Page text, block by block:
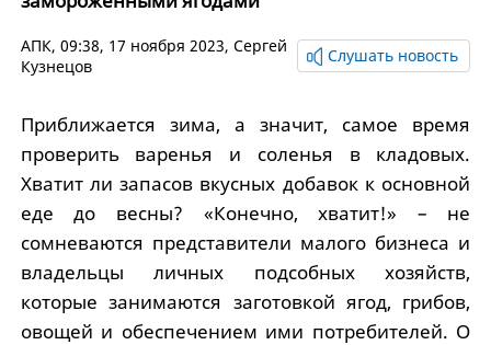
АПК, 09:38, 17 ноября 2023, Сергей
Кузнецов
Слушать новость
Приближается зима, а значит, самое время
проверить варенья и соленья в кладовых.
Хватит ли запасов вкусных добавок к основной
еде до весны? «Конечно, хватит!» – не
сомневаются представители малого бизнеса и
владельцы личных подсобных хозяйств,
которые занимаются заготовкой ягод, грибов,
овощей и обеспечением ими потребителей. О